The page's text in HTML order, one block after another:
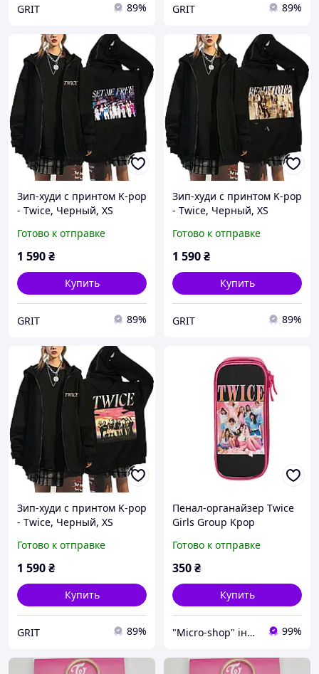
GRIT 89% GRIT 89%
Зип-худи с принтом K-pop
- Twice, Черный, XS
Готово к отправке
1 590₴
Купить
GRIT 89%
Зип-худи с принтом K-pop
- Twice, Черный, XS
Готово к отправке
1 590₴
Купить
GRIT 89%
Зип-худи с принтом K-pop
- Twice, Черный, XS
Готово к отправке
1 590₴
Купить
GRIT 89%
Пенал-органайзер Twice
Girls Group Kpop
Готово к отправке
350₴
Купить
"Micro-shop" інтернет-магазин 99%